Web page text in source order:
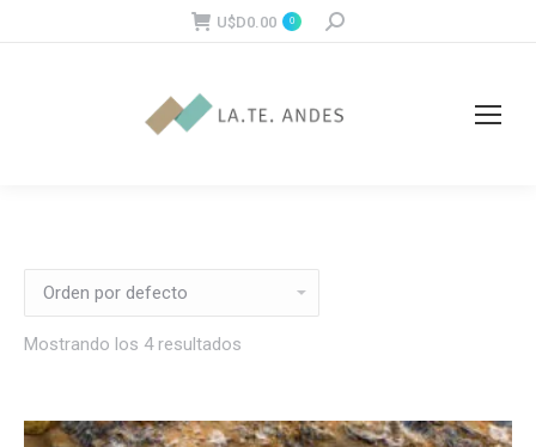
U$D0.00 0 Buscar:
Mostrando los 4 resultados